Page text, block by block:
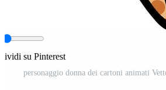
su Pinterest
personaggio donna dei cartoni animati